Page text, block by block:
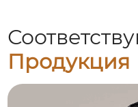
Продукция